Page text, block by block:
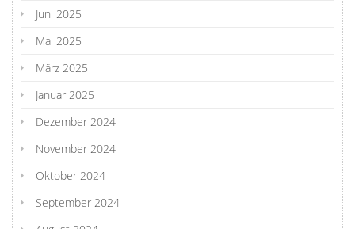
Juni 2025
Mai 2025
März 2025
Januar 2025
Dezember 2024
November 2024
Oktober 2024
September 2024